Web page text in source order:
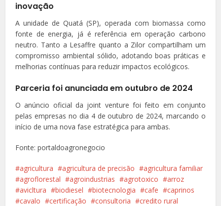
inovação
A unidade de Quatá (SP), operada com biomassa como
fonte de energia, já é referência em operação carbono
neutro. Tanto a Lesaffre quanto a Zilor compartilham um
compromisso ambiental sólido, adotando boas práticas e
melhorias contínuas para reduzir impactos ecológicos.
Parceria foi anunciada em outubro de 2024
O anúncio oficial da joint venture foi feito em conjunto
pelas empresas no dia 4 de outubro de 2024, marcando o
início de uma nova fase estratégica para ambas.
Fonte: portaldoagronegocio
agricultura agricultura de precisão
agricultura familiar
agroflorestal
agroindustrias agrotoxico
arroz
avicltura
biodiesel biotecnologia cafe
caprinos
cavalo
certificação consultoria
credito rural